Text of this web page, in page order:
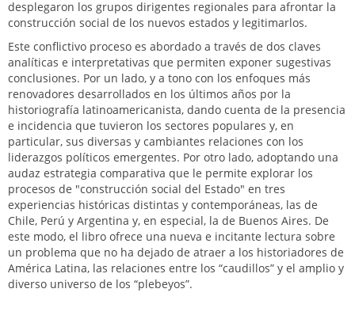
desplegaron los grupos dirigentes regionales para afrontar la
construcción social de los nuevos estados y legitimarlos.
Este conflictivo proceso es abordado a través de dos claves
analíticas e interpretativas que permiten exponer sugestivas
conclusiones. Por un lado, y a tono con los enfoques más
renovadores desarrollados en los últimos años por la
historiografía latinoamericanista, dando cuenta de la presencia
e incidencia que tuvieron los sectores populares y, en
particular, sus diversas y cambiantes relaciones con los
liderazgos políticos emergentes. Por otro lado, adoptando una
audaz estrategia comparativa que le permite explorar los
procesos de "construcción social del Estado" en tres
experiencias históricas distintas y contemporáneas, las de
Chile, Perú y Argentina y, en especial, la de Buenos Aires. De
este modo, el libro ofrece una nueva e incitante lectura sobre
un problema que no ha dejado de atraer a los historiadores de
América Latina, las relaciones entre los “caudillos” y el amplio y
diverso universo de los “plebeyos”.